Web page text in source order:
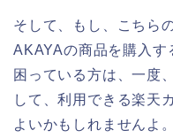
そして、もし、こちら
AKAYAの商品を購入す
困っている方は、一度
して、利用できる楽天
よいかもしれませんよ。